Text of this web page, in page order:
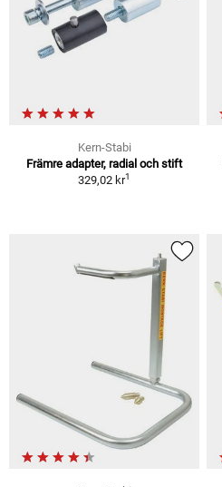
Kern-Stabi
Främre adapter, radial och stift
329,02 kr1